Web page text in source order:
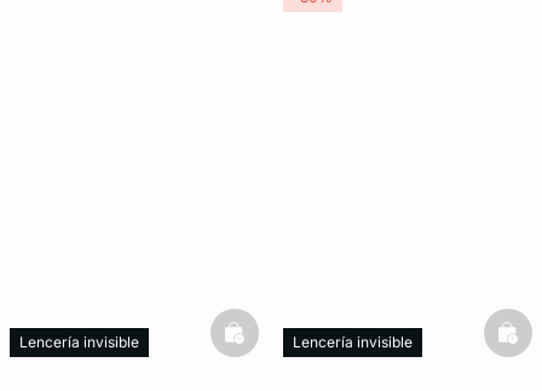
Lencería invisible
basketfullLencería invisible